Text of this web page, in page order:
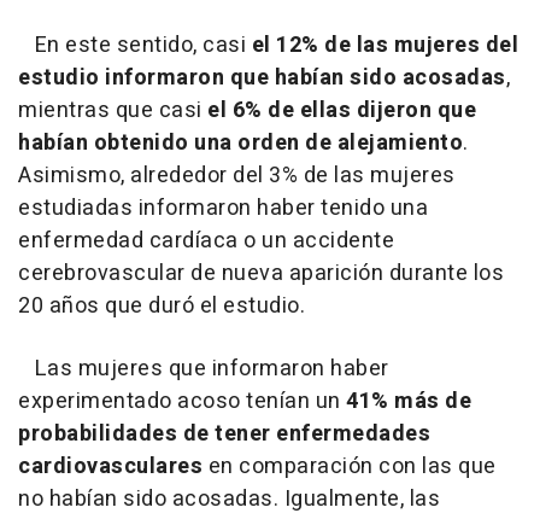
En este sentido, casi el 12% de las mujeres del
estudio informaron que habían sido acosadas,
mientras que casi el 6% de ellas dijeron que
habían obtenido una orden de alejamiento.
Asimismo, alrededor del 3% de las mujeres
estudiadas informaron haber tenido una
enfermedad cardíaca o un accidente
cerebrovascular de nueva aparición durante los
20 años que duró el estudio.
Las mujeres que informaron haber
experimentado acoso tenían un 41% más de
probabilidades de tener enfermedades
cardiovasculares en comparación con las que
no habían sido acosadas. Igualmente, las